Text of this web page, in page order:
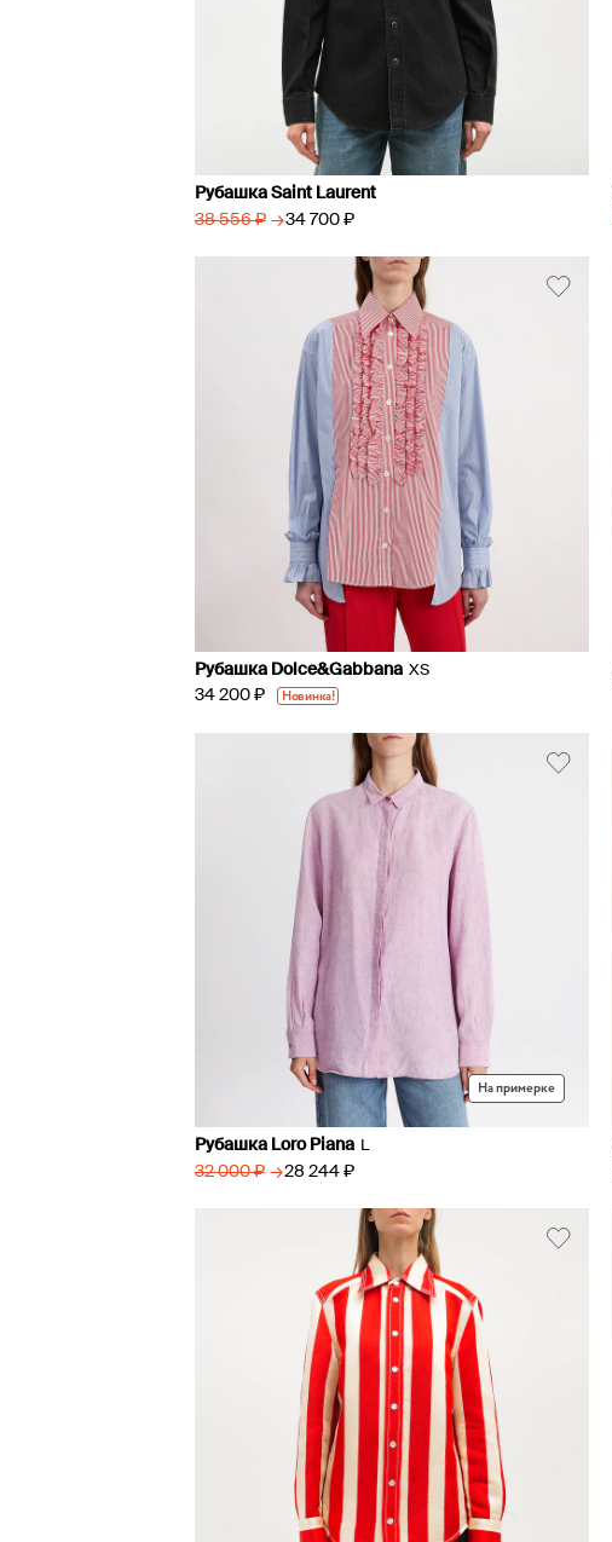
Рубашка Saint Laurent
38 556 ₽ → 34 700 ₽
Рубашка Dolce&Gabbana XS
34 200 ₽ Новинка!
На примерке
Рубашка Loro Piana L
32 000 ₽ → 28 244 ₽